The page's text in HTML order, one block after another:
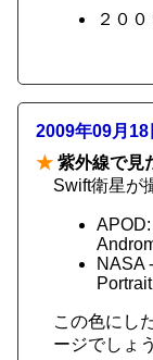
２０
2009年09月18
★ 紫外線で見
Swift衛星が
NASA
この色にし
ージでしょ